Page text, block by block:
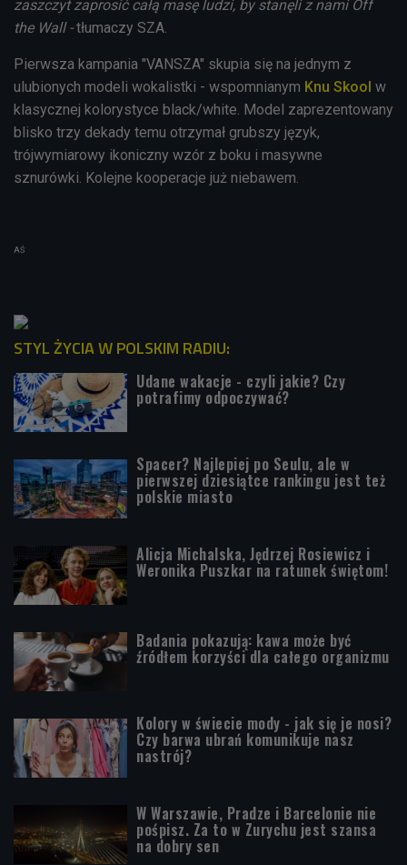
zaszczyt zaprosić całą masę ludzi, by stanęli z nami Off
the Wall -tłumaczy SZA.
Pierwsza kampania "VANSZA" skupia się na jednym z
ulubionych modeli wokalistki - wspomnianym Knu Skool w
klasycznej kolorystyce black/white. Model zaprezentowany
blisko trzy dekady temu otrzymał grubszy język,
trójwymiarowy ikoniczny wzór z boku i masywne
sznurówki. Kolejne kooperacje już niebawem.
AŚ
STYL ŻYCIA W POLSKIM RADIU:
Udane wakacje - czyli jakie? Czy
potrafimy odpoczywać?
Spacer? Najlepiej po Seulu, ale w
pierwszej dziesiątce rankingu jest też
polskie miasto
Alicja Michalska, Jędrzej Rosiewicz i
Weronika Puszkar na ratunek świętom!
Badania pokazują: kawa może być
źródłem korzyści dla całego organizmu
Kolory w świecie mody - jak się je nosi?
Czy barwa ubrań komunikuje nasz
nastrój?
W Warszawie, Pradze i Barcelonie nie
pośpisz. Za to w Zurychu jest szansa
na dobry sen